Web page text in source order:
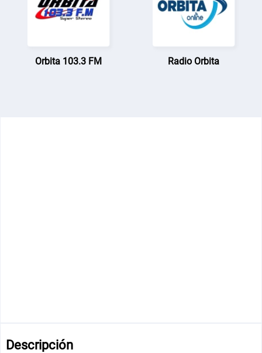
Orbita 103.3 FM Radio Orbita
Descripción